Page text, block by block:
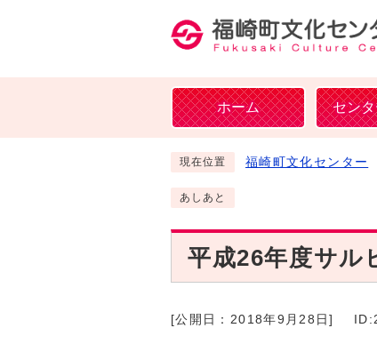
ホーム セン
現在位置 福崎町文化センター
あしあと
平成26年度サル
[公開日： 2018年9月28日]